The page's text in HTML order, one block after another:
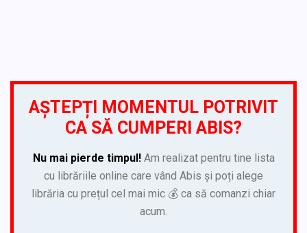
AȘTEPȚI MOMENTUL POTRIVIT
CA SĂ CUMPERI ABIS?
Nu mai pierde timpul!Am realizat pentru tine lista
cu librăriile online care vând Abis și poți alege
librăria cu prețul cel mai mic 💰 ca să comanzi chiar
acum.